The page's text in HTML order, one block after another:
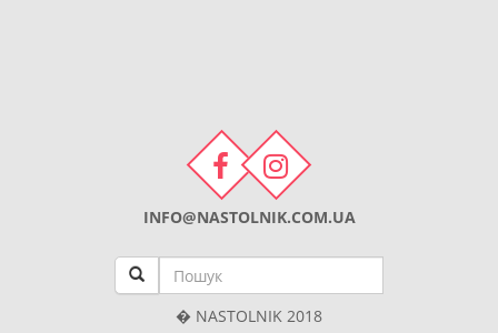
INFO@NASTOLNIK.COM.UA
� NASTOLNIK 2018